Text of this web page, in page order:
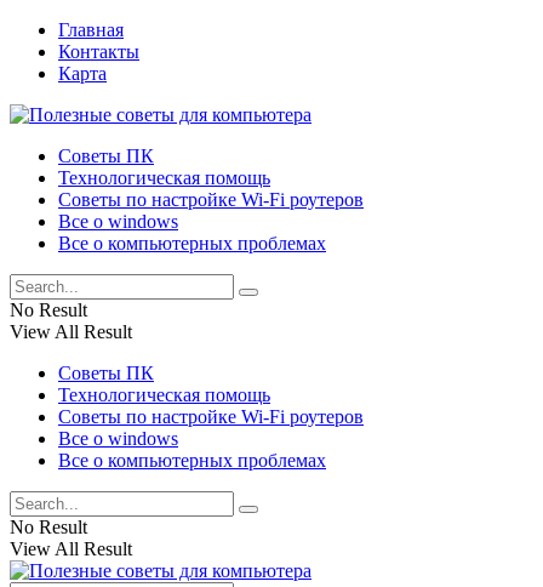
Главная
Контакты
Карта
Советы ПК
Технологическая помощь
Советы по настройке Wi-Fi роутеров
Все о windows
Все о компьютерных проблемах
No Result
View All Result
Советы ПК
Технологическая помощь
Советы по настройке Wi-Fi роутеров
Все о windows
Все о компьютерных проблемах
No Result
View All Result